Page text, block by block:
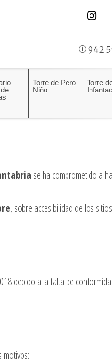
942
Torre de Pero
Niño
Torre
se ha comprometido a
, sobre accesibilidad de los
debido a la falta de
motivos: